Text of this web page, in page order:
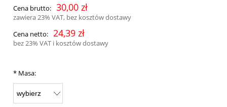
Cena brutto: 30,00 zł
zawiera 23% VAT, bez kosztów dostawy
Cena netto: 24,39 zł
bez 23% VAT i kosztów dostawy
* Masa: